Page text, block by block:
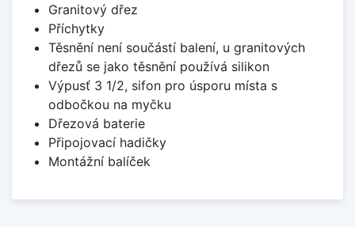
Granitový dřez
Příchytky
Těsnění není součástí balení, u granitových
dřezů se jako těsnění používá silikon
Výpusť 3 1/2, sifon pro úsporu místa s
odbočkou na myčku
Dřezová baterie
Připojovací hadičky
Montážní balíček